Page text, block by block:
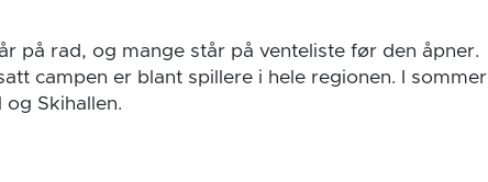
på rad, og mange står på venteliste før den åpner.
campen er blant spillere i hele regionen. I sommer
Skihallen.